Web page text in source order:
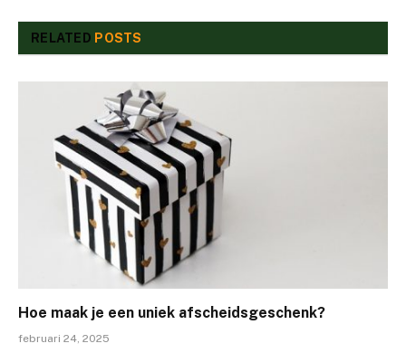
RELATED POSTS
Hoe maak je een uniek afscheidsgeschenk?
februari 24, 2025